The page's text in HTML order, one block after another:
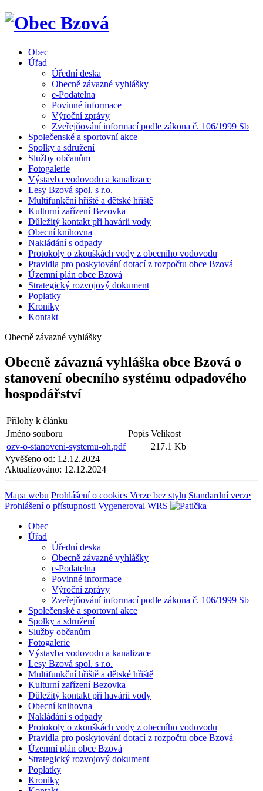
Obec
Úřad
Úřední deska
Obecně závazné vyhlášky
e-Podatelna
Povinné informace
Výroční zprávy
Zveřejňování informací podle zákona č. 106/1999 Sb
Společenské a sportovní akce
Spolky a sdružení
Služby občanům
Fotogalerie
Výstavba vodovodu a kanalizace
Lesy Bzová spol. s r.o.
Multifunkční hřiště a dětské hřiště
Kulturní zařízení Bezovka
Důležitý kontakt při havárii vody
Obecní knihovna
Nakládání s odpady
Protokoly o zkouškách vody z obecního vodovodu
Pravidla pro poskytování dotací z rozpočtu obce Bzová
Územní plán obce Bzová
Strategický rozvojový dokument
Poplatky
Kroniky
Kontakt
Obecně závazné vyhlášky
Obecně závazná vyhláška obce Bzová o
stanovení obecního systému odpadového
hospodářství
Přílohy k článku
Jméno souboru
Popis Velikost
ozv-o-stanoveni-systemu-oh.pdf
217.1 Kb
Vyvěšeno od: 12.12.2024
Aktualizováno: 12.12.2024
Mapa webu Prohlášení o cookies Verze bez stylu Standardní verze
Prohlášení o přístupnosti Vygeneroval WRS
Obec
Úřad
Úřední deska
Obecně závazné vyhlášky
e-Podatelna
Povinné informace
Výroční zprávy
Zveřejňování informací podle zákona č. 106/1999 Sb
Společenské a sportovní akce
Spolky a sdružení
Služby občanům
Fotogalerie
Výstavba vodovodu a kanalizace
Lesy Bzová spol. s r.o.
Multifunkční hřiště a dětské hřiště
Kulturní zařízení Bezovka
Důležitý kontakt při havárii vody
Obecní knihovna
Nakládání s odpady
Protokoly o zkouškách vody z obecního vodovodu
Pravidla pro poskytování dotací z rozpočtu obce Bzová
Územní plán obce Bzová
Strategický rozvojový dokument
Poplatky
Kroniky